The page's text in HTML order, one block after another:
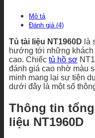
Mô tả
Đánh giá (4)
Tủ tài liệu NT1960D là
hướng tới những khách
cao. Chiếc tủ hồ sơ
đánh giá cao nhờ màu
minh mang lại sự tiện
dưới đây là một số
Thông tin
liệu NT1960D